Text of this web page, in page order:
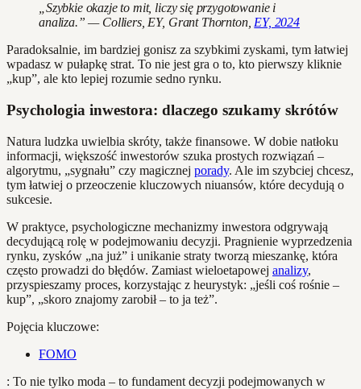
„Szybkie okazje to mit, liczy się przygotowanie i
analiza.” — Colliers, EY, Grant Thornton, EY, 2024
Paradoksalnie, im bardziej gonisz za szybkimi zyskami, tym łatwiej
wpadasz w pułapkę strat. To nie jest gra o to, kto pierwszy kliknie
„kup”, ale kto lepiej rozumie sedno rynku.
Psychologia inwestora: dlaczego szukamy skrótów
Natura ludzka uwielbia skróty, także finansowe. W dobie natłoku
informacji, większość inwestorów szuka prostych rozwiązań –
algorytmu, „sygnału” czy magicznej porady. Ale im szybciej chcesz,
tym łatwiej o przeoczenie kluczowych niuansów, które decydują o
sukcesie.
W praktyce, psychologiczne mechanizmy inwestora odgrywają
decydującą rolę w podejmowaniu decyzji. Pragnienie wyprzedzenia
rynku, zysków „na już” i unikanie straty tworzą mieszankę, która
często prowadzi do błędów. Zamiast wieloetapowej analizy,
przyspieszamy proces, korzystając z heurystyk: „jeśli coś rośnie –
kup”, „skoro znajomy zarobił – to ja też”.
Pojęcia kluczowe:
FOMO
: To nie tylko moda – to fundament decyzji podejmowanych w